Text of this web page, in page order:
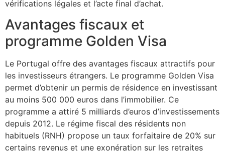
vérifications légales et l’acte final d’achat.
Avantages fiscaux et
programme Golden Visa
Le Portugal offre des avantages fiscaux attractifs pour
les investisseurs étrangers. Le programme Golden Visa
permet d’obtenir un permis de résidence en investissant
au moins 500 000 euros dans l’immobilier. Ce
programme a attiré 5 milliards d’euros d’investissements
depuis 2012. Le régime fiscal des résidents non
habituels (RNH) propose un taux forfaitaire de 20% sur
certains revenus et une exonération sur les retraites